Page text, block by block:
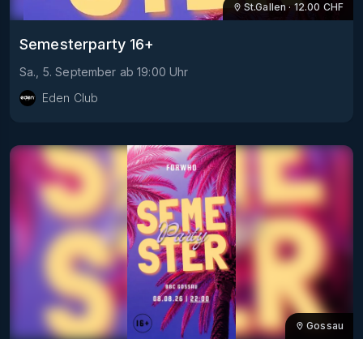
St.Gallen · 12.00 CHF
Semesterparty 16+
Sa., 5. September ab 19:00 Uhr
Eden Club
Gossau